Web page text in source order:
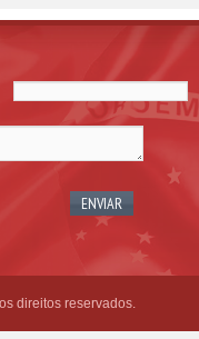
direitos reservados.